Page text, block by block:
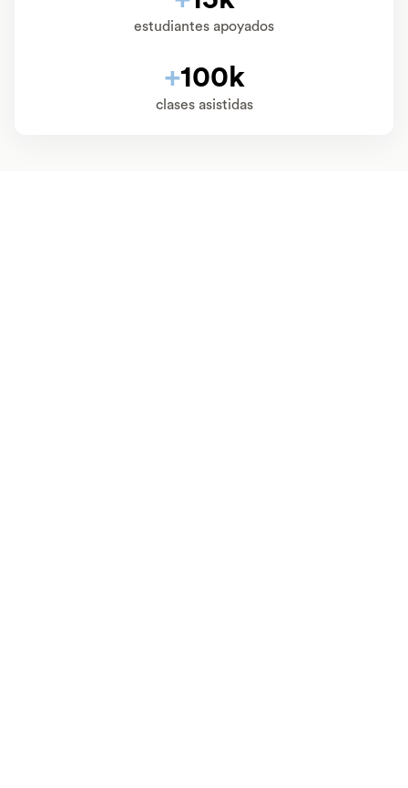
estudiantes apoyados
+100k
clases asistidas